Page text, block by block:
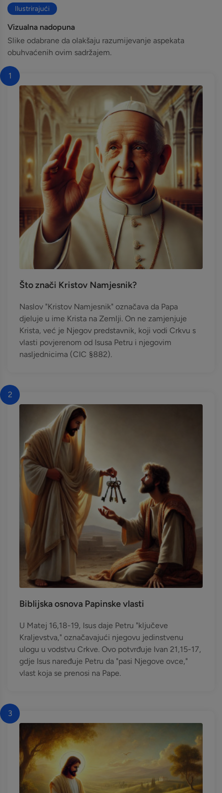
Ilustrirajući
Vizualna nadopuna
Slike odabrane da olakšaju razumijevanje aspekata
obuhvaćenih ovim sadržajem.
Što znači Kristov Namjesnik?
Naslov "Kristov Namjesnik" označava da Papa
djeluje u ime Krista na Zemlji. On ne zamjenjuje
Krista, već je Njegov predstavnik, koji vodi Crkvu s
vlasti povjerenom od Isusa Petru i njegovim
nasljednicima (CIC §882).
1
Biblijska osnova Papinske vlasti
U Matej 16,18-19, Isus daje Petru "ključeve
Kraljevstva," označavajući njegovu jedinstvenu
ulogu u vodstvu Crkve. Ovo potvrđuje Ivan 21,15-17,
gdje Isus naređuje Petru da "pasi Njegove ovce,"
vlast koja se prenosi na Pape.
2
3